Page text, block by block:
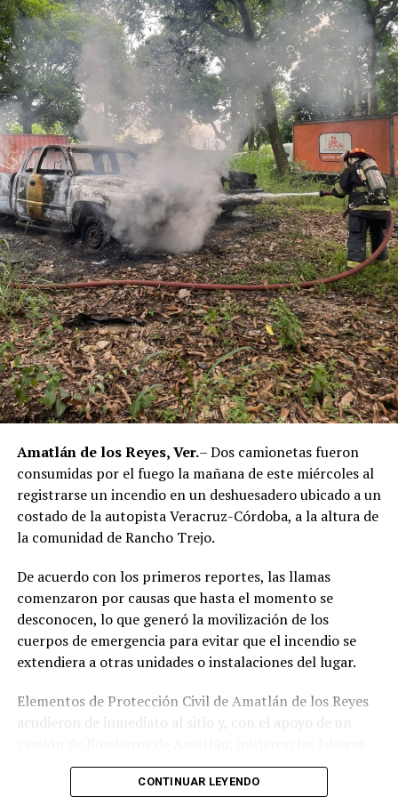
Amatlán de los Reyes, Ver.– Dos camionetas fueron
consumidas por el fuego la mañana de este miércoles al
registrarse un incendio en un deshuesadero ubicado a un
costado de la autopista Veracruz-Córdoba, a la altura de
la comunidad de Rancho Trejo.
De acuerdo con los primeros reportes, las llamas
comenzaron por causas que hasta el momento se
desconocen, lo que generó la movilización de los
cuerpos de emergencia para evitar que el incendio se
extendiera a otras unidades o instalaciones del lugar.
Elementos de Protección Civil de Amatlán de los Reyes
acudieron de inmediato al sitio y, con el apoyo de un
para sofocar el fuego, logrando controlar la emergencia
tras varios minutos de trabajo.
CONTINUAR LEYENDO